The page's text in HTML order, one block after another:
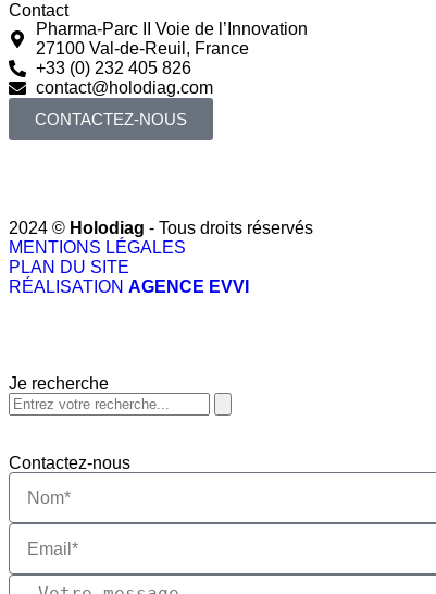
Contact
Pharma-Parc II Voie de l’Innovation
27100 Val-de-Reuil, France
+33 (0) 232 405 826
contact@holodiag.com
CONTACTEZ-NOUS
2024 © Holodiag - Tous droits réservés​
MENTIONS LÉGALES
PLAN DU SITE
RÉALISATION AGENCE EVVI
Je recherche
Contactez-nous